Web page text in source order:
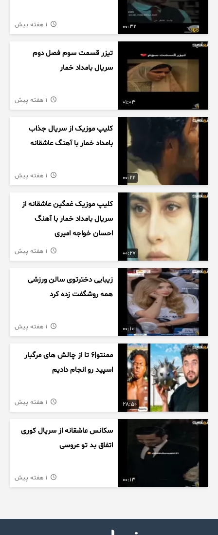
00:32
01:03
تیزر قسمت سوم فصل دوم
سریال بامداد خمار
00:22
کلیپ موزیک از سریال جذاب
بامداد خمار با آهنگ عاشقانه
00:27
کلیپ موزیک غمگین عاشقانه از
سریال بامداد خمار با آهنگ
احسان خواجه امیری
00:10
زیبایی دخترتوی سالن ورزشی
همه روشگفت زده کرد
28:50
ممنتو|۶ تا از چالش های مرگبار
اسپید رو انجام دادیم
00:13
سکانس عاشقانه از سریال کوری
اتفاق بد تو عروسی